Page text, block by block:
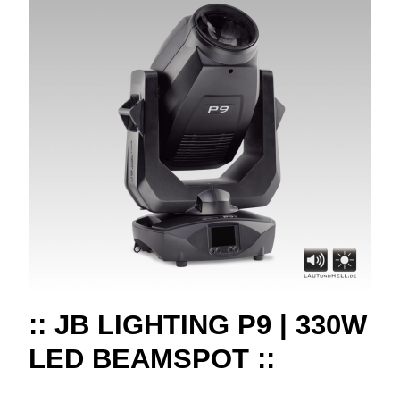
:: JB LIGHTING P9 | 330W
LED BEAMSPOT ::